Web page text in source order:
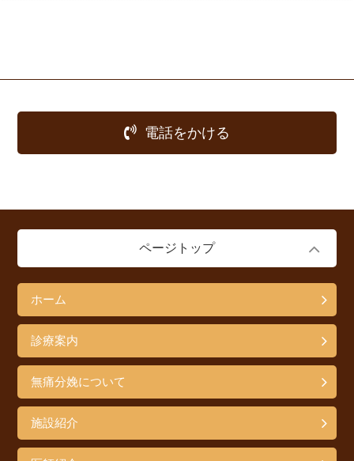
電話をかける
ページトップ
ホーム
診療案内
無痛分娩について
施設紹介